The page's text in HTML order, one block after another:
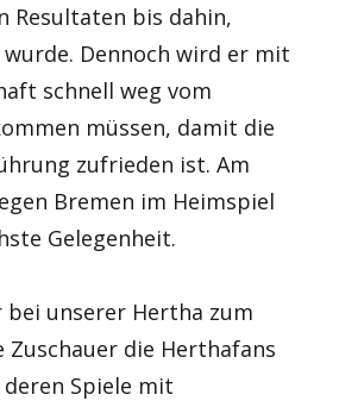
Resultaten bis dahin,
Dennoch wird er mit
schnell weg vom
müssen, damit die
zufrieden ist. Am
Bremen im Heimspiel
Gelegenheit.
bei unserer Hertha zum
Zuschauer die Herthafans
Spiele mit